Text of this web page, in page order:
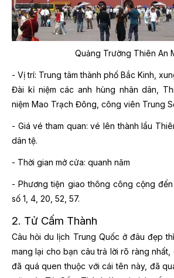
Quảng Trường Thiên An
- Vị trí: Trung tâm thành phố Bắc Kinh,
Đài kỉ niệm các anh hùng nhân dân,
niệm Mao Trạch Đông, công viên Trung
- Giá vé tham quan: vé lên thành lầu
dân tệ.
- Thời gian mở cửa: quanh năm
- Phương tiện giao thông công cộng
số 1, 4, 20, 52, 57.
2. Tử Cấm Thành
Câu hỏi du lịch Trung Quốc ở đâu đẹp
mang lại cho bạn câu trả lời rõ ràng
đã quá quen thuộc với cái tên này, đã